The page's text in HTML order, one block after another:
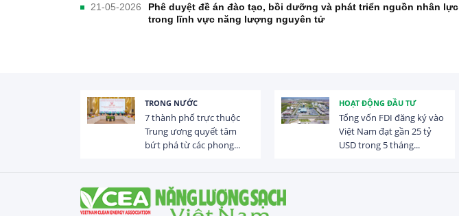
21-05-2026
Phê duyệt đề án đào tạo, bồi dưỡng và phát triển nguồn nhân lực
trong lĩnh vực năng lượng nguyên tử
TRONG NƯỚC
7 thành phố trực thuộc
Trung ương quyết tâm
bứt phá từ các phong...
HOẠT ĐỘNG ĐẦU TƯ
Tổng vốn FDI đăng ký vào
Việt Nam đạt gần 25 tỷ
USD trong 5 tháng...